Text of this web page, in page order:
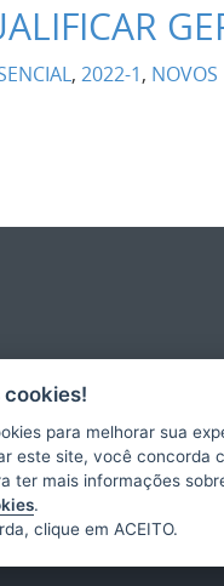
,2022-1, NOVOS
cookies!
para melhorar sua
este site, você concorda
ter mais informações
.
clique em ACEITO.